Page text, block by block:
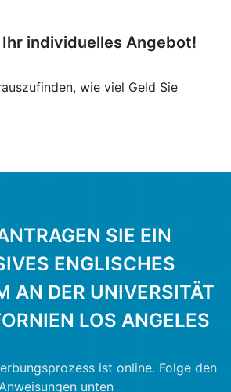
individuelles Angebot!
wie viel Geld Sie
SIE EIN
ENGLISCHES
AN DER UNIVERSITÄT
LOS ANGELES
ist online. Folge den
unten